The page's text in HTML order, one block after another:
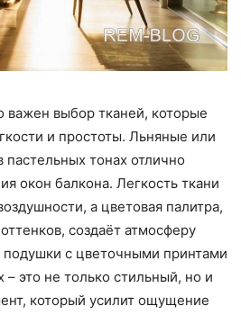
важен выбор тканей, которые
и простоты. Льняные или
пастельных тонах отлично
окон балкона. Легкость ткани
а цветовая палитра,
создаёт атмосферу
с цветочными принтами
– это не только стильный, но и
который усилит ощущение